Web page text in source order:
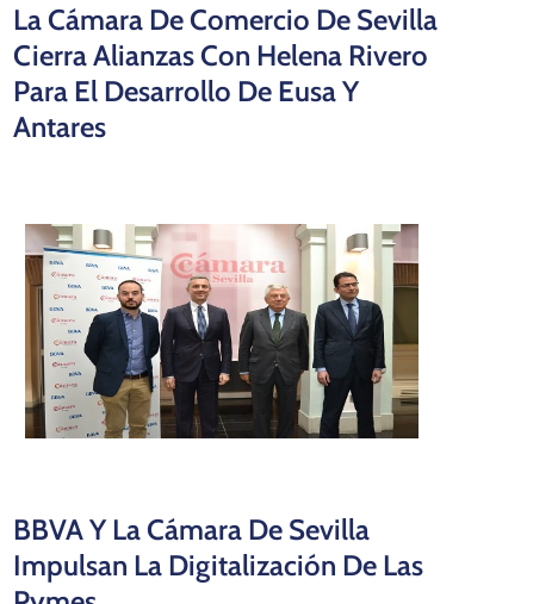
La Cámara De Comercio De Sevilla
Cierra Alianzas Con Helena Rivero
Para El Desarrollo De Eusa Y
Antares
BBVA Y La Cámara De Sevilla
Impulsan La Digitalización De Las